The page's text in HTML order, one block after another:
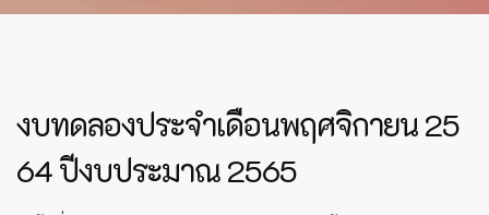
งบทดลองประจำเดือนพฤศจิกายน 25
64 ปีงบประมาณ 2565